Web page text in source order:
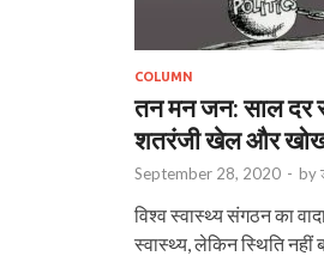
COLUMN
तन मन जन: साल दर
शतरंजी खेल और
September 28, 2020 - by
विश्व स्वास्थ्य संगठन का
स्वास्थ्य, लेकिन स्थिति नहीं